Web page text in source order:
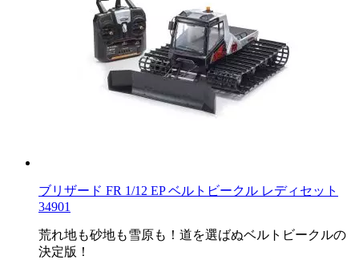
ブリザード FR 1/12 EP ベルトビークル レディセット
34901
荒れ地も砂地も雪原も！道を選ばぬベルトビークルの
決定版！